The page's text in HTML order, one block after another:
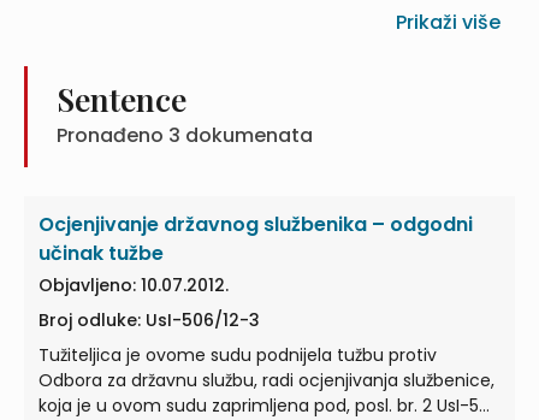
Prikaži više
Sentence
Pronađeno 3 dokumenata
Ocjenjivanje državnog službenika – odgodni
učinak tužbe
Objavljeno: 10.07.2012.
Broj odluke: UsI-506/12-3
Tužiteljica je ovome sudu podnijela tužbu protiv
Odbora za državnu službu, radi ocjenjivanja službenice,
koja je u ovom sudu zaprimljena pod, posl. br. 2 UsI-5…